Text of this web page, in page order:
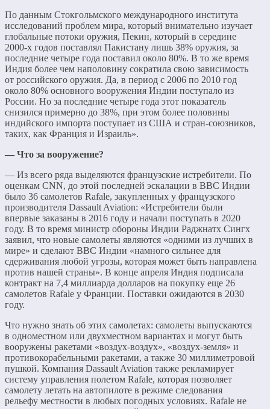
По данным Стокгольмского международного института
исследований проблем мира, который внимательно изучает
глобальные потоки оружия, Пекин, который в середине
2000-х годов поставлял Пакистану лишь 38% оружия, за
последние четыре года поставил около 80%. В то же время
Индия более чем наполовину сократила свою зависимость
от российского оружия. Да, в период с 2006 по 2010 год
около 80% основного вооружения Индии поступало из
России. Но за последние четыре года этот показатель
снизился примерно до 38%, при этом более половины
индийского импорта поступает из США и стран-союзников,
таких, как Франция и Израиль».
— Что за вооружение?
— Из всего ряда выделяются французские истребители. По
оценкам CNN, до этой последней эскалации в ВВС Индии
было 36 самолетов Rafale, закупленных у французского
производителя Dassault Aviation: «Истребители были
впервые заказаны в 2016 году и начали поступать в 2020
году. В то время министр обороны Индии Раджнатх Сингх
заявил, что новые самолеты являются «одними из лучших в
мире» и сделают ВВС Индии «намного сильнее для
сдерживания любой угрозы, которая может быть направлена
против нашей страны». В конце апреля Индия подписала
контракт на 7,4 миллиарда долларов на покупку еще 26
самолетов Rafale у Франции. Поставки ожидаются в 2030
году.
Что нужно знать об этих самолетах: самолеты выпускаются
в одноместном или двухместном вариантах и могут быть
вооружены ракетами «воздух-воздух», «воздух-земля» и
противокорабельными ракетами, а также 30 миллиметровой
пушкой. Компания Dassault Aviation также рекламирует
систему управления полетом Rafale, которая позволяет
самолету летать на автопилоте в режиме следования
рельефу местности в любых погодных условиях. Rafale не